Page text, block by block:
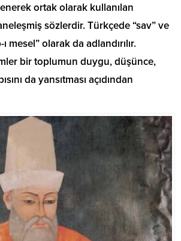
ortak olarak kullanılan
sözlerdir. Türkçede “sav” ve
mesel” olarak da adlandırılır.
bir toplumun duygu, düşünce,
da yansıtması açıdından